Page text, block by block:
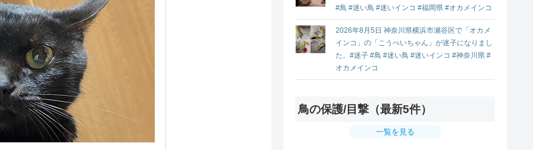
#鳥 #迷い鳥 #迷いインコ #福岡県 #オカメインコ
2026年8月5日 神奈川県横浜市瀬谷区で「オカメ
インコ」の「こうぺいちゃん」が迷子になりまし
た。#迷子 #鳥 #迷い鳥 #迷いインコ #神奈川県 #
オカメインコ
鳥の保護/目撃（最新5件）
一覧を見る